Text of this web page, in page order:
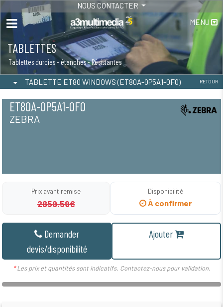
NOUS CONTACTER
MENU
TABLETTES
Tablettes durcies - étanches - Résistantes
TABLETTE ET80 WINDOWS (ET80A-0P5A1-0F0) RETOUR
ET80A-0P5A1-0F0
ZEBRA
Prix avant remise
2859.59€
Disponibilité
À confirmer
Demander
devis/disponibilité
Ajouter
*Les prix et quantités sont indicatifs. Contactez-nous pour validation.